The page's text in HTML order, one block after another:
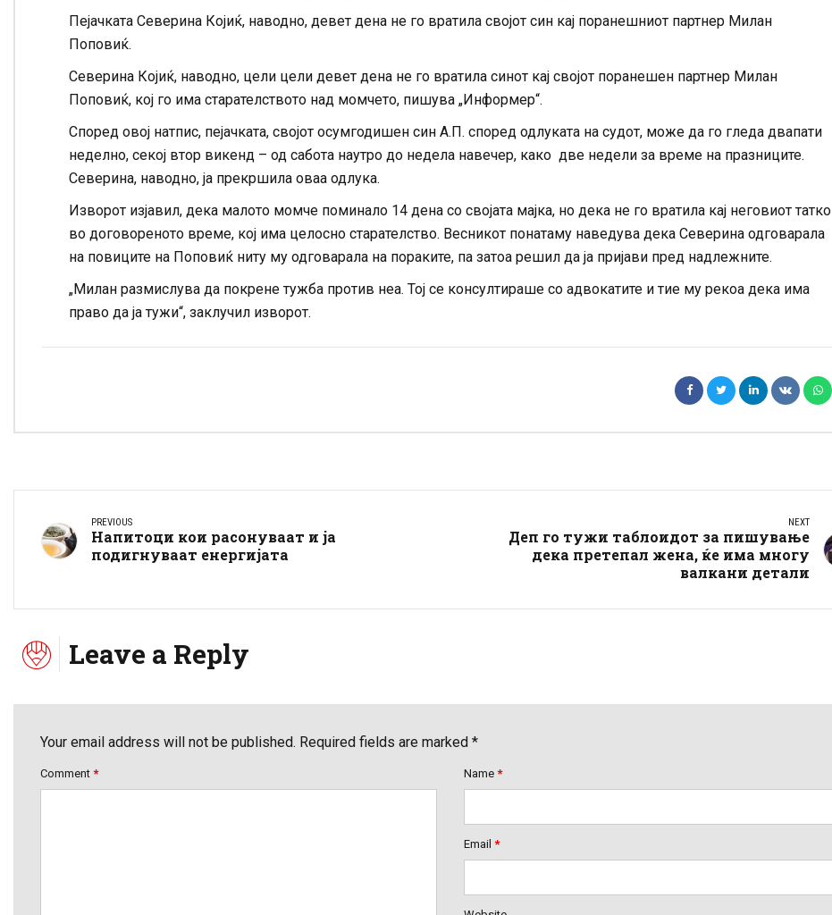
Пејачката Северина Којиќ, наводно, девет дена не го вратила својот син кај поранешниот партнер Милан
Поповиќ.
Северина Којиќ, наводно, цели цели девет дена не го вратила синот кај својот поранешен партнер Милан
Поповиќ, кој го има старателството над момчето, пишува „Информер“.
Според овој натпис, пејачката, својот осумгодишен син А.П. според одлуката на судот, може да го гледа двапати
неделно, секој втор викенд – од сабота наутро до недела навечер, како две недели за време на празниците.
Северина, наводно, ја прекршила оваа одлука.
Изворот изјавил, дека малото момче поминало 14 дена со својата мајка, но дека не го вратила кај неговиот татко
во договореното време, кој има целосно старателство. Весникот понатаму наведува дека Северина одговарала
на повиците на Поповиќ ниту му одговарала на пораките, па затоа решил да ја пријави пред надлежните.
„Милан размислува да покрене тужба против неа. Тој се консултираше со адвокатите и тие му рекоа дека има
право да ја тужи“, заклучил изворот.
PREVIOUS
Напитоци кои расонуваат и ја
подигнуваат енергијата
NEXT
Деп го тужи таблоидот за пишување
дека претепал жена, ќе има многу
валкани детали
Leave a Reply
Your email address will not be published. Required fields are marked *
Comment * Name *
Email *